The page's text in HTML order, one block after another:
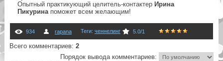
Опытный практикующий целитель-контактер Ирина
Пикуринапоможет всем желающим!
934 rapana Теги: ченнелинг 5.0/1
Всего комментариев: 2
Порядок вывода комментариев: